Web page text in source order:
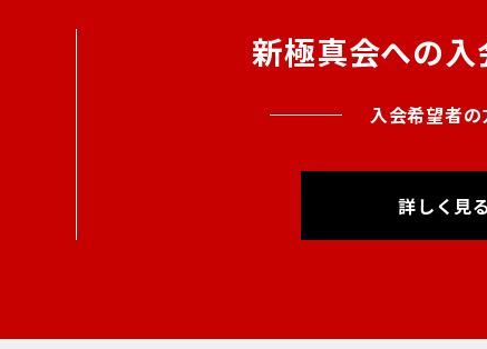
新極真会への入
入会希望者の
詳しく見る